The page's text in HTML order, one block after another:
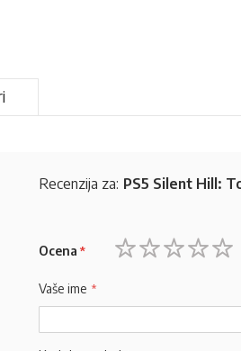
Recenzija za: PS5 Silent Hill:
Ocena
Vaše ime